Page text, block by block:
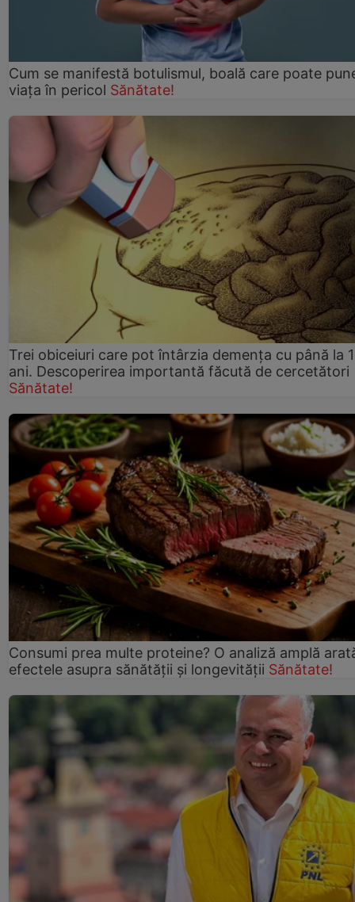
Cum se manifestă botulismul, boală care poate
viaţa în pericol Sănătate!
Trei obiceiuri care pot întârzia demența cu până la
ani. Descoperirea importantă făcută de cercetători
Sănătate!
Consumi prea multe proteine? O analiză amplă
efectele asupra sănătății și longevității Sănătate!